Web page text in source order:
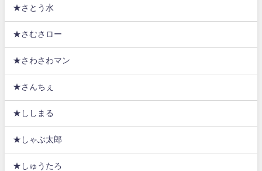
★さとう水
★さむさロー
★さわさわマン
★さんちぇ
★ししまる
★しゃぶ太郎
★しゅうたろ